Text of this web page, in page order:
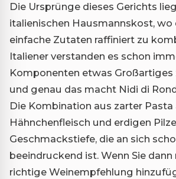
Die Ursprünge dieses Gerichts
italienischen Hausmannskost, wo
einfache Zutaten raffiniert zu
Italiener verstanden es schon
Komponenten etwas Großartiges
und genau das macht Nidi di
Die Kombination aus zarter
Hähnchenfleisch und erdigen
Geschmackstiefe, die an sich
beeindruckend ist. Wenn Sie dann
richtige Weinempfehlung